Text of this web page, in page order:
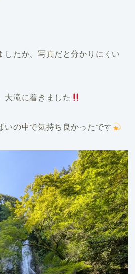
したが、写真だと分かりにくい
大滝に着きました
いの中で気持ち良かったです